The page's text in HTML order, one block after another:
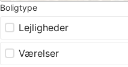
Boligtype
Lejligheder
Værelser